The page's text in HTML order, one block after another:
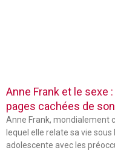
Anne Frank et le sexe
pages cachées de
Anne Frank, mondialement
lequel elle relate sa vie
adolescente avec les